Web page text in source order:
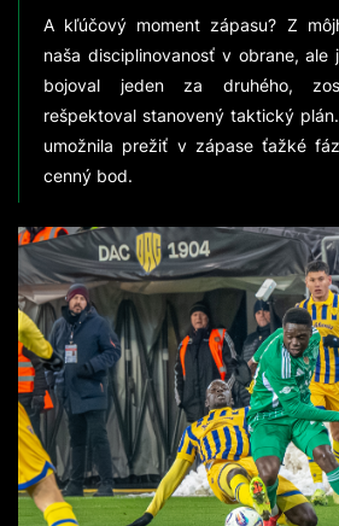
A kľúčový moment zápasu? Z
naša disciplinovanosť v obrane, ale
bojoval jeden za druhého,
rešpektoval stanovený taktický
umožnila prežiť v zápase ťažké
cenný bod.